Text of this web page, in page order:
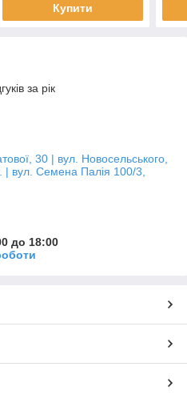
Купити
за рік
30 | вул. Новосельського,
| вул. Семена Палія 100/3,
до 18:00